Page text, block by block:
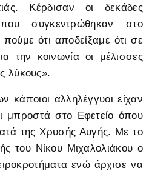
Κέρδισαν οι δεκάδες
συγκεντρώθηκαν στο
ότι αποδείξαμε ότι σε
την κοινωνία οι μέλισσες
λύκους».
αλληλέγγυοι είχαν
μπροστά στο Εφετείο όπου
της Χρυσής Αυγής. Με το
του Νίκου Μιχαλολιάκου ο
ενώ άρχισε να